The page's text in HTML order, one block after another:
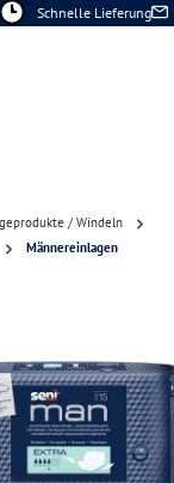
Schnelle Lieferung
/ Windeln
Männereinlagen